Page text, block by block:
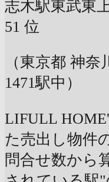
志木駅東武東
51 位
（東京都 神
1471駅中）
LIFULL
た売出し物件
問合せ数から